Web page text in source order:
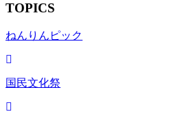
TOPICS
ねんりんピック
国民文化祭